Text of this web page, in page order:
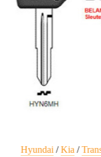
Hyundai /Kia /